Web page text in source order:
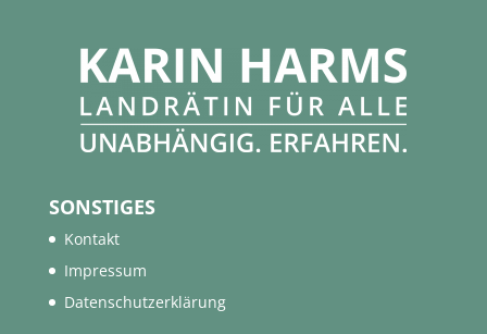
SONSTIGES
Kontakt
Impressum
Datenschutzerklärung